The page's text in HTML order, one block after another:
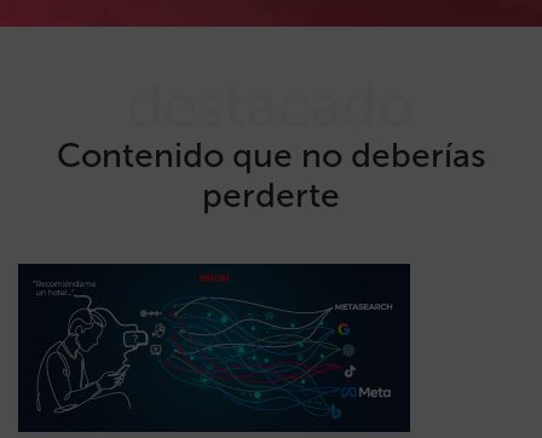
Contenido que no deberías
perderte